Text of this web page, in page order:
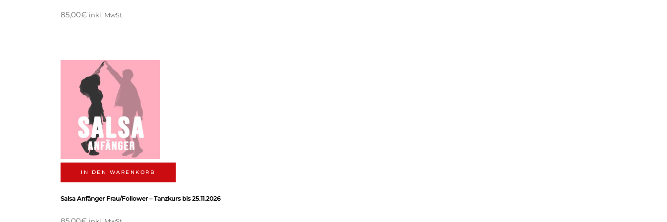
85,00€ inkl. MwSt.
IN DEN WARENKORB
Salsa Anfänger Frau/Follower – Tanzkurs bis 25.11.2026